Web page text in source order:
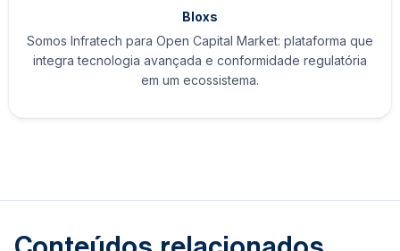
Bloxs
Somos Infratech para Open Capital Market: plataforma que
integra tecnologia avançada e conformidade regulatória
em um ecossistema.